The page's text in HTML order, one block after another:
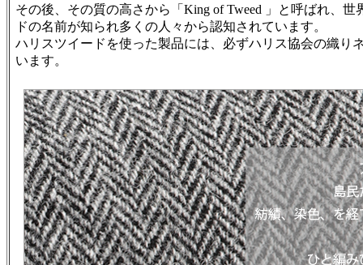
その後、その質の高さから「King of Tweed 」と呼ばれ、世
ドの名前が知られ多くの人々から認知されています。
ハリスツイードを使った製品には、必ずハリス協会の織り
います。